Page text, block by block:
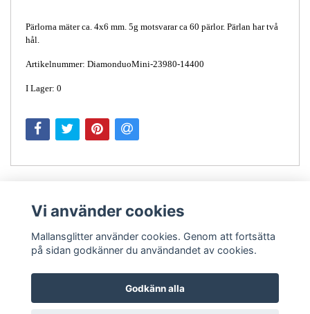
Pärlorna mäter ca. 4x6 mm. 5g motsvarar ca 60 pärlor. Pärlan har två
hål.
Artikelnummer: DiamonduoMini-23980-14400
I Lager: 0
Vi använder cookies
Mallansglitter använder cookies. Genom att fortsätta
på sidan godkänner du användandet av cookies.
Godkänn alla